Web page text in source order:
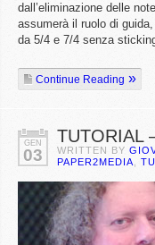
dall’eliminazione delle
assumerà il ruolo di
da 5/4 e 7/4 senza
Continue Reading
GEN
03
TUTORIAL
WRITTEN BY
PAPER2MEDIA